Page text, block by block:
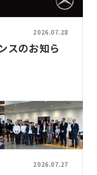
2026.07.28
スのお知ら
2026.07.27